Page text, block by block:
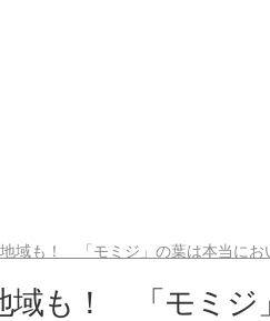
域も！ 「モミジ」の葉は本当に
域も！ 「モミジ